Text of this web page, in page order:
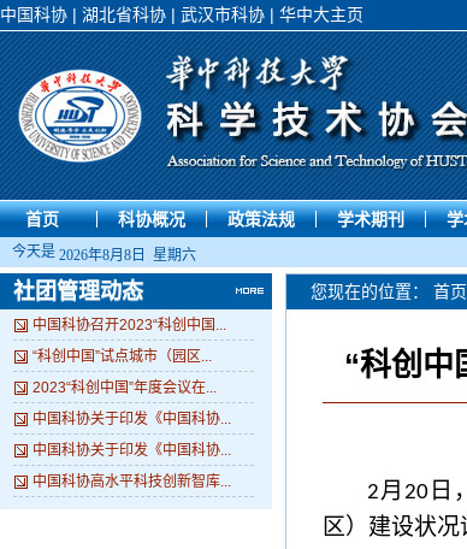
中国科协 | 湖北省科协 | 武汉市科协 | 华中大主页
首页 科协概况 政策法规 学术期刊 学
今天是 2026年8月8日 星期六
社团管理动态
中国科协召开2023“科创中国...
“科创中国”试点城市（园区...
2023“科创中国”年度会议在...
中国科协关于印发《中国科协...
中国科协关于印发《中国科协...
中国科协高水平科技创新智库...
您现在的位置： 首页
“科创中
2 月 20 日，
区）建设状